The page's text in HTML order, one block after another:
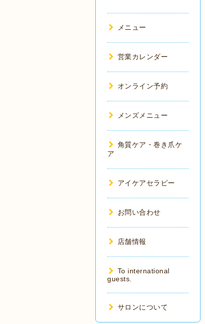
メニュー
営業カレンダー
オンライン予約
メンズメニュー
角質ケア・巻き爪ケ
ア
アイケアセラピー
お問い合わせ
店舗情報
To international
guests.
サロンについて